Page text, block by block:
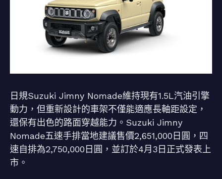
日規Suzuki Jimny Nomade維持現有1.5L汽油引擎
動力，但重新設計的車架不僅能適應長軸距設定，
還保有出色的路面穿越能力。Suzuki Jimny
Nomade五速手排當地建議售價2,651,000日圓，四
速自排為2,750,000日圓，並訂於4月3日正式發表上
市。